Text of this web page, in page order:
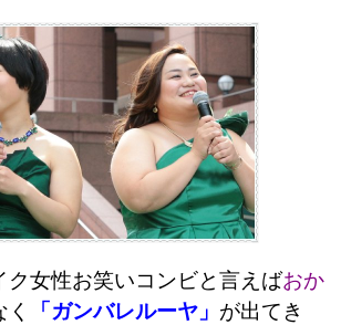
ク女性お笑いコンビと言えばおか
「ガンバレルーヤ」 が出てき